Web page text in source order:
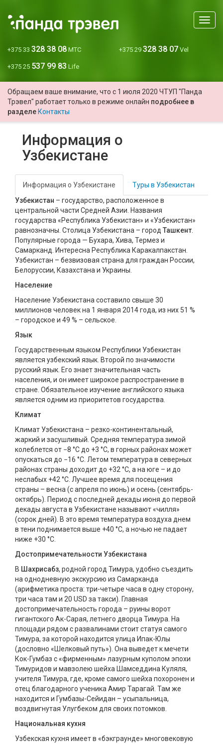
Меню
+375 33 328 38 08 МТС +375 29 328 38 07 Vel
+375 25 537 99 83 Life
Обращаем ваше внимание, что с 1 июля 2020 ЧТУП "Панда
Трэвел" работает только в режиме онлайн подробнее в
разделе Контакты
Информация о
Узбекистане
Информация о Узбекистане
Туры в Узбекистан
Узбекистан – государство, расположенное в
центральной части Средней Азии. Названия
государства «Республика Узбекистан» и «Узбекистан»
равнозначны. Столица Узбекистана – город Ташкент
Популярные города — Бухара, Хива, Термез и
Самарканд. Интересна Республика Каракалпакстан.
Узбекистан – безвизовая страна для граждан России,
Белоруссии, Казахстана и Украины.
Население
Население Узбекистана составило свыше 30
миллионов человек на 1 января 2014 года, из них 51 %
– городское и 49 % – сельское.
Язык
Государственным языком Республики Узбекистан
является узбекский язык. Второй по значимости
русский язык. Его знает значительная часть
населения, и он имеет широкое распространение в
стране. Обязательное изучение английского языка
является одним из приоритетов государства.
Климат
Климат Узбекистана – резко-континентальный,
жаркий и засушливый. Средняя температура зимой
колеблется от −8 °C до +3 °C, в горных районах может
опускаться до −16 °C. Летом температура в северных
районах страны доходит до +32 °C, а на юге – и до
неслабых +42 °C. Лучшее время для посещения
страны – весна (с апреля по июнь) и осень (сентябрь-
октябрь). Период с последней декады июня до первой
декады августа в Узбекистане называют «чилля»
(сорок дней). В это время температура воздуха днем
в тени поднимается выше +40 °C, а ночью не падает
ниже +30 °C.
Достопримечательности Узбекистана
В Шахрисабз, родной город Тимура, удобно съездить
на однодневную экскурсию из Самарканда
(арифметика проста: три-четыре часа в одну сторону,
три часа там и 20 USD за такси). Главная
достопримечательность города – руины ворот
гигантского Ак-Сарая, летнего дворца Тимура. На
площади рядом с развалинами стоит статуя самого
Тимура, за которой находится улица Ипак-Юлы
(дословно «Шелковый путь»). Она выведет к мечети
Кок-Гумбаз с «фирменным» лазурным куполом эпохи
Тимуридов и мавзолею шейха Шамседдина Куляля,
учителя Тимура, где, кроме самого шейха похоронен и
отец благодарного ученика Амир Тарагай. Там же
находится и Гумбазы-Сейидан – усыпальница,
воздвигнутая Улугбеком для своих потомков.
Национальная кухня
Узбекская кухня имеет в «бэкграунде» многовековую